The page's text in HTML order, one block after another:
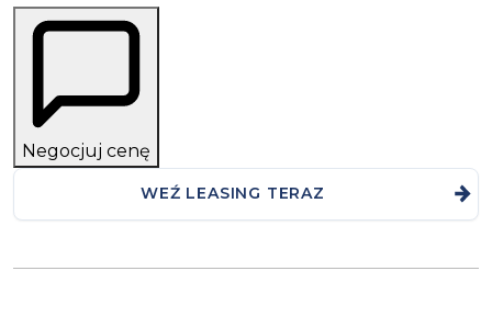
Negocjuj cenę
WEŹ LEASING TERAZ